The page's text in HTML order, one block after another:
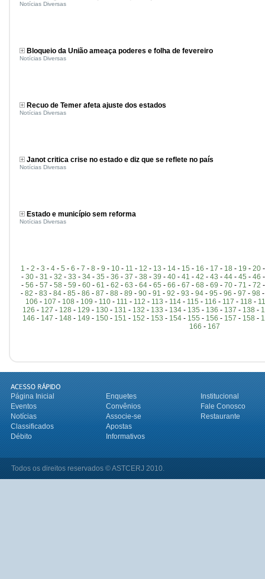
Notícias Diversas
Bloqueio da União ameaça poderes e folha de fevereiro
Notícias Diversas
Recuo de Temer afeta ajuste dos estados
Notícias Diversas
Janot critica crise no estado e diz que se reflete no país
Notícias Diversas
Estado e município sem reforma
Notícias Diversas
1 - 2 - 3 - 4 - 5 - 6 - 7 - 8 - 9 - 10 - 11 - 12 - 13 - 14 - 15 - 16 - 17 - 18 - 19 - 20
- 30- 31 - 32 - 33 - 34- 35 - 36 - 37 - 38 - 39 - 40- 41 - 42 - 43 - 44- 45 - 46
- 56 - 57 - 58 - 59 - 60- 61 - 62 - 63 - 64- 65 - 66 - 67 - 68 - 69 - 70- 71 - 72
- 82 - 83 - 84 - 85 - 86 - 87 - 88 - 89 - 90 - 91 - 92 - 93 - 94 - 95 - 96 - 97 - 98
106 - 107 - 108 - 109 - 110 - 111 - 112 - 113 - 114 - 115 - 116 - 117 - 118 -
126 - 127 - 128 - 129 - 130- 131 - 132 - 133 - 134- 135 - 136 - 137 - 138 -
146 - 147 - 148 - 149 - 150- 151 - 152 - 153 - 154- 155 - 156 - 157 - 158 -
166 - 167
Página Inicial Enquetes
Institucional
Eventos
Convênios
Fale Conosco
Notícias
Associe-se
Restaurante
Classificados
Apostas
Débito
Informativos
Todos os direitos reservados © ASTCERJ 2010.